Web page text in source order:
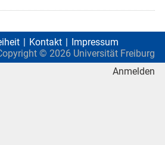
Kontakt
Impressum
© 2026 Universität Freiburg
Anmelden